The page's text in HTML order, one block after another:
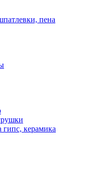
пена
керамика